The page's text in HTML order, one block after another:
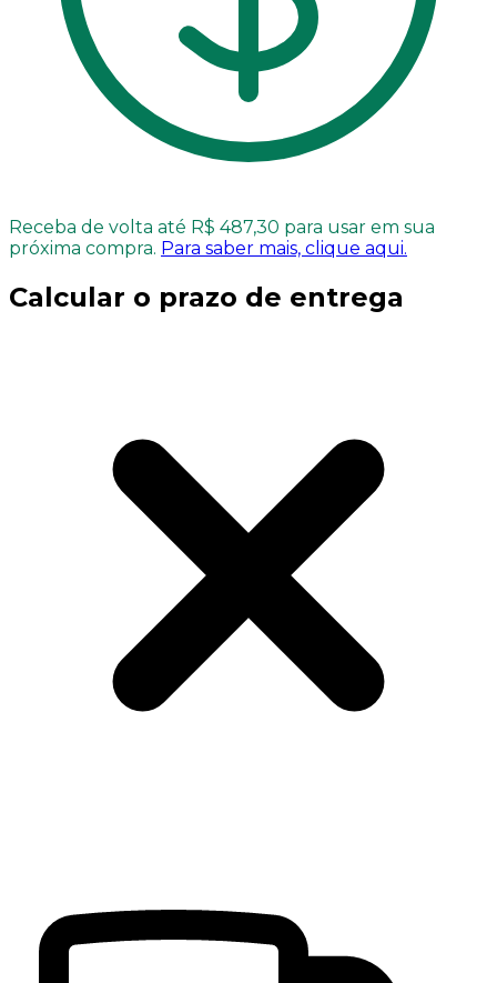
Receba de volta até R$ 487,30 para usar em sua
próxima compra. Para saber mais, clique aqui.
Calcular o prazo de entrega